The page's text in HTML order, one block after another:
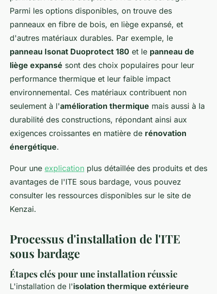
Parmi les options disponibles, on trouve des
panneaux en fibre de bois, en liège expansé, et
d'autres matériaux durables. Par exemple, le
panneau Isonat Duoprotect 180 et le panneau de
liège expansé sont des choix populaires pour leur
performance thermique et leur faible impact
environnemental. Ces matériaux contribuent non
seulement à l'amélioration thermique mais aussi à la
durabilité des constructions, répondant ainsi aux
exigences croissantes en matière de rénovation
énergétique.
Pour une explication plus détaillée des produits et des
avantages de l'ITE sous bardage, vous pouvez
consulter les ressources disponibles sur le site de
Kenzai.
Processus d'installation de l'ITE
sous bardage
Étapes clés pour une installation réussie
L'installation de l'isolation thermique extérieure